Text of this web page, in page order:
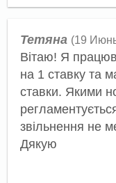
Тетяна (19
Вітаю! Я
на 1 ставку та
ставки. Якими
звільнення не
Дякую